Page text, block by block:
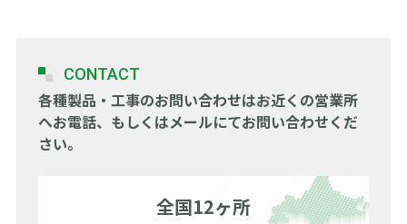
CONTACT
各種製品・工事のお問い合わせはお近くの営業所
へお電話、もしくはメールにてお問い合わせくだ
さい。
全国12ヶ所